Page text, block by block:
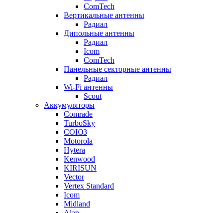
ComTech
Вертикальные антенны
Радиал
Дипольные антенны
Радиал
Icom
ComTech
Панельные секторные антенны
Радиал
Wi-Fi антенны
Scout
Аккумуляторы
Comrade
TurboSky
СОЮЗ
Motorola
Hytera
Kenwood
KIRISUN
Vector
Vertex Standard
Icom
Midland